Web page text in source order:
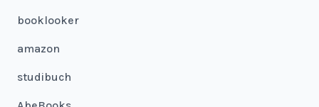
booklooker
amazon
studibuch